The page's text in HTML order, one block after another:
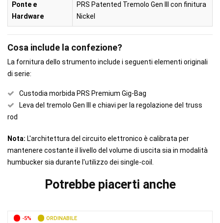
Ponte e
Hardware
PRS Patented Tremolo Gen III con finitura
Nickel
Cosa include la confezione?
La fornitura dello strumento include i seguenti elementi originali
di serie:
Custodia morbida PRS Premium Gig-Bag
Leva del tremolo Gen III e chiavi per la regolazione del truss
rod
Nota: L'architettura del circuito elettronico è calibrata per
mantenere costante il livello del volume di uscita sia in modalità
humbucker sia durante l'utilizzo dei single-coil.
Potrebbe piacerti anche
-5% ORDINABILE